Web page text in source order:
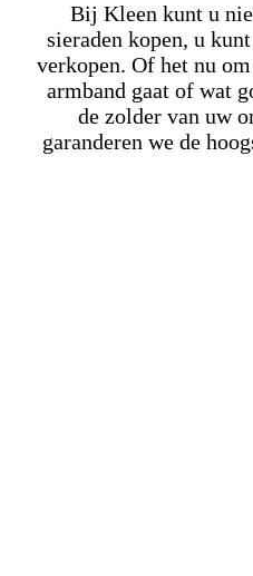
Bij Kleen kunt u
sieraden kopen, u
verkopen. Of het nu
armband gaat of wat
de zolder van uw
garanderen we de